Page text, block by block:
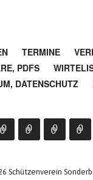
TERMINE
PDFS
DATENSCHUTZ
Schützenverein